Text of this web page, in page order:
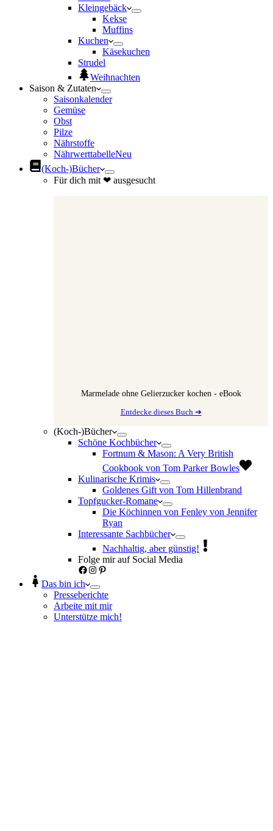
Kleingebäck
Kekse
Muffins
Kuchen
Käsekuchen
Strudel
Weihnachten
Saison & Zutaten
Saisonkalender
Gemüse
Obst
Pilze
Nährstoffe
NährwerttabelleNeu
(Koch-)Bücher
Für dich mit ❤ ausgesucht
Marmelade ohne Gelierzucker kochen - eBook
Entdecke dieses Buch ➔
(Koch-)Bücher
Schöne Kochbücher
Fortnum & Mason: A Very British
Cookbook von Tom Parker Bowles
Kulinarische Krimis
Goldenes Gift von Tom Hillenbrand
Topfgucker-Romane
Die Köchinnen von Fenley von Jennifer
Ryan
Interessante Sachbücher
Nachhaltig, aber günstig!
Folge mir auf Social Media
Facebook
Instagram
Pinterest
Das bin ich
Presseberichte
Arbeite mit mir
Unterstütze mich!